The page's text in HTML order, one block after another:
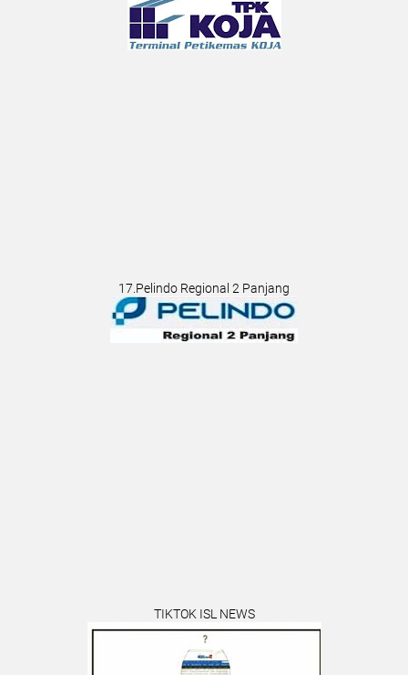
17.Pelindo Regional 2 Panjang
TIKTOK ISL NEWS